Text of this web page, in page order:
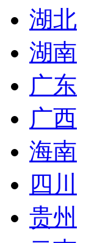
湖北
湖南
广东
广西
海南
四川
贵州